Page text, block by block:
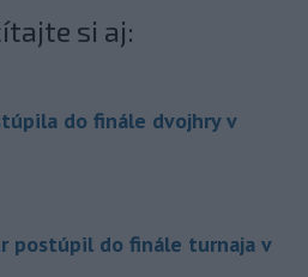
si aj:
do finále dvojhry v
postúpil do finále turnaja v